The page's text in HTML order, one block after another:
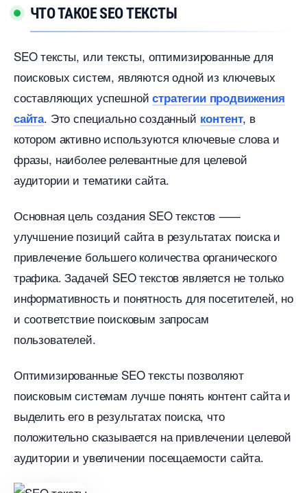
ЧТО ТАКОЕ SEO ТЕКСТЫ
SEO тексты, или тексты, оптимизированные для
поисковых систем, являются одной из ключевых
составляющих успешнойстратегии продвижения
сайта. Это специально созданный контент,
котором активно используются ключевые слова и
фразы, наиболее релевантные для целевой
аудитории и тематики сайта.​
Основная цель создания SEO текстов ⸺
улучшение позиций сайта в результатах поиска и
привлечение большего количества органического
трафика. Задачей SEO текстов является не только
информативность и понятность для посетителей, но
и соответствие поисковым запросам
пользователей.
Оптимизированные SEO тексты позволяют
поисковым системам лучше понять контент сайта и
ыделить его в результатах поиска, что
положительно сказывается на привлечении целевой
аудитории и увеличении посещаемости сайта.​